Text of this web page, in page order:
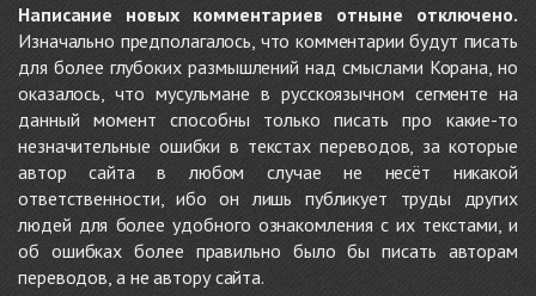
Написание новых комментариев отныне отключено.
Изначально предполагалось, что комментарии будут писать
для более глубоких размышлений над смыслами Корана, но
оказалось, что мусульмане в русскоязычном сегменте на
данный момент способны только писать про какие-то
незначительные ошибки в текстах переводов, за которые
автор сайта в любом случае не несёт никакой
ответственности, ибо он лишь публикует труды других
людей для более удобного ознакомления с их текстами, и
об ошибках более правильно было бы писать авторам
переводов, а не автору сайта.